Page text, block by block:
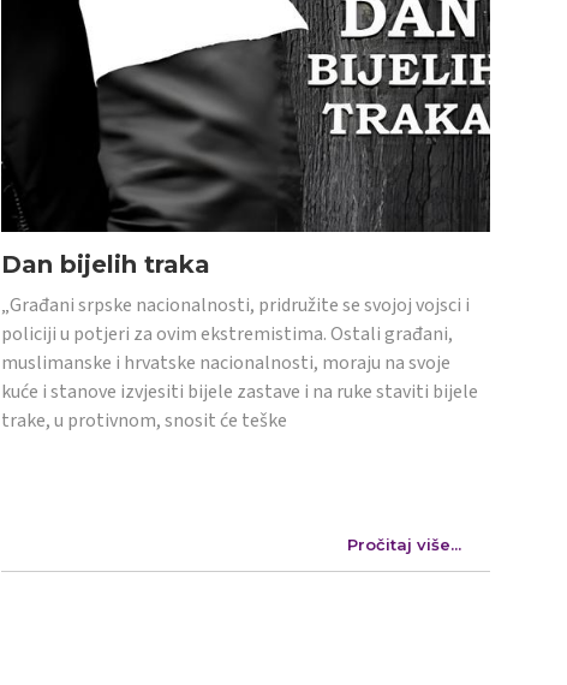
Dan bijelih traka
„Građani srpske nacionalnosti, pridružite se svojoj vojsci i
policiji u potjeri za ovim ekstremistima. Ostali građani,
muslimanske i hrvatske nacionalnosti, moraju na svoje
kuće i stanove izvjesiti bijele zastave i na ruke staviti bijele
trake, u protivnom, snosit će teške
Pročitaj više...